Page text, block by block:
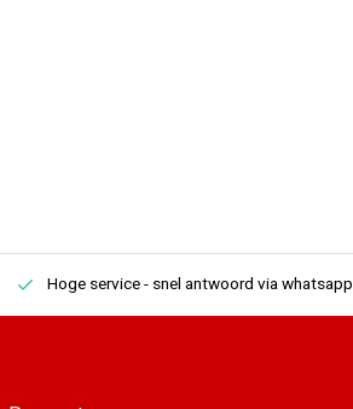
Hoge service- snel antwoord via whatsapp